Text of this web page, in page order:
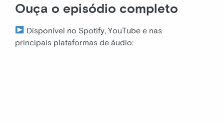
Ouça o episódio completo
Disponível no Spotify, YouTube e nas
principais plataformas de áudio: